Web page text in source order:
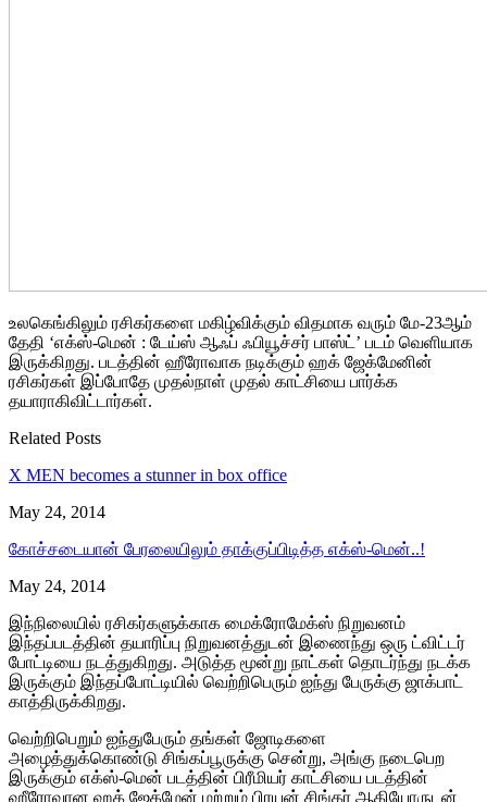
உலகெங்கிலும் ரசிகர்களை மகிழ்விக்கும் விதமாக வரும் மே-23ஆம்
தேதி ‘எக்ஸ்-மென் : டேய்ஸ் ஆஃப் ஃபியூச்சர் பாஸ்ட்’ படம் வெளியாக
இருக்கிறது. படத்தின் ஹீரோவாக நடிக்கும் ஹக் ஜேக்மேனின்
ரசிகர்கள் இப்போதே முதல்நாள் முதல் காட்சியை பார்க்க
தயாராகிவிட்டார்கள்.
Related Posts
X MEN becomes a stunner in box office
May 24, 2014
கோச்சடையான் பேரலையிலும் தாக்குப்பிடித்த எக்ஸ்-மென்..!
May 24, 2014
இந்நிலையில் ரசிகர்களுக்காக மைக்ரோமேக்ஸ் நிறுவனம்
இந்தப்படத்தின் தயாரிப்பு நிறுவனத்துடன் இணைந்து ஒரு ட்விட்டர்
போட்டியை நடத்துகிறது. அடுத்த மூன்று நாட்கள் தொடர்ந்து நடக்க
இருக்கும் இந்தப்போட்டியில் வெற்றிபெரும் ஐந்து பேருக்கு ஜாக்பாட்
காத்திருக்கிறது.
வெற்றிபெறும் ஐந்துபேரும் தங்கள் ஜோடிகளை
அழைத்துக்கொண்டு சிங்கப்பூருக்கு சென்று, அங்கு நடைபெற
இருக்கும் எக்ஸ்-மென் படத்தின் பிரீமியர் காட்சியை படத்தின்
ஹீரோவான ஹக் ஜேக்மேன் மற்றும் பிரயன் சிங்கர் ஆகியோருடன்